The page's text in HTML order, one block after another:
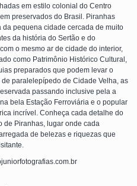
em estilo colonial do Centro
preservados do Brasil. Piranhas
pequena cidade cercada de muito
da história do Sertão e do
o mesmo ar de cidade do interior,
como Patrimônio Histórico Cultural,
preparados que podem levar o
paralelepípedo de Cidade Velha, as
passando inclusive pela a
bela Estação Ferroviária e o popular
incrível. Conheça cada detalhe do
de Piranhas, lugar onde cada
de belezas e riquezas que